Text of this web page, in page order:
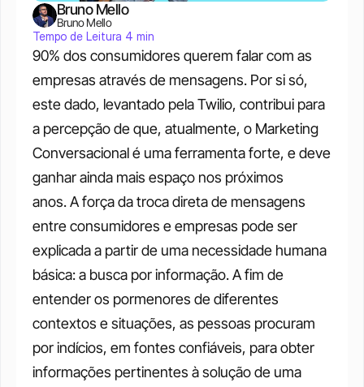
90% dos consumidores querem falar com as
empresas através de mensagens. Por si só,
este dado, levantado pela Twilio, contribui para
a percepção de que, atualmente, o Marketing
Conversacional é uma ferramenta forte, e deve
ganhar ainda mais espaço nos próximos
anos. A força da troca direta de mensagens
entre consumidores e empresas pode ser
explicada a partir de uma necessidade humana
básica: a busca por informação. A fim de
entender os pormenores de diferentes
contextos e situações, as pessoas procuram
por indícios, em fontes confiáveis, para obter
informações pertinentes à solução de uma
Bruno Mello
Bruno Mello
Tempo de Leitura 4 min